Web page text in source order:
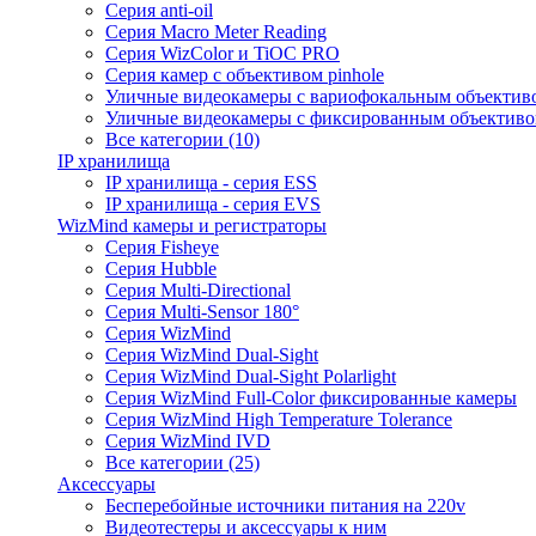
Серия anti-oil
Серия Macro Meter Reading
Серия WizColor и TiOC PRO
Серия камер с объективом pinhole
Уличные видеокамеры с вариофокальным
Уличные видеокамеры с фиксированным
Все категории (10)
IP хранилища
IP хранилища - серия ESS
IP хранилища - серия EVS
WizMind камеры и регистраторы
Серия Fisheye
Серия Hubble
Серия Multi-Directional
Серия Multi-Sensor 180°
Серия WizMind
Серия WizMind Dual-Sight
Серия WizMind Dual-Sight Polarlight
Серия WizMind Full-Color фиксированные камеры
Серия WizMind High Temperature Tolerance
Серия WizMind IVD
Все категории (25)
Аксессуары
Бесперебойные источники питания на 220v
Видеотестеры и аксессуары к ним